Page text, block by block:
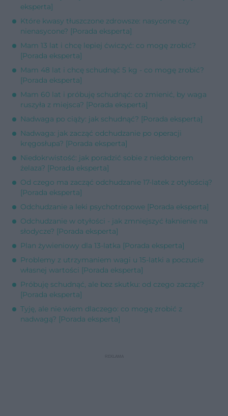
eksperta]
Które kwasy tłuszczone zdrowsze: nasycone czy
nienasycone? [Porada eksperta]
Mam 13 lat i chcę lepiej ćwiczyć: co mogę zrobić?
[Porada eksperta]
Mam 48 lat i chcę schudnąć 5 kg - co mogę zrobić?
[Porada eksperta]
Mam 60 lat i próbuję schudnąć: co zmienić, by waga
ruszyła z miejsca? [Porada eksperta]
Nadwaga po ciąży: jak schudnąć? [Porada eksperta]
Nadwaga: jak zacząć odchudzanie po operacji
kręgosłupa? [Porada eksperta]
Niedokrwistość: jak poradzić sobie z niedoborem
żelaza? [Porada eksperta]
Od czego ma zacząć odchudzanie 17-latek z otyłością?
[Porada eksperta]
Odchudzanie a leki psychotropowe [Porada eksperta]
Odchudzanie w otyłości - jak zmniejszyć łaknienie na
słodycze? [Porada eksperta]
Plan żywieniowy dla 13-latka [Porada eksperta]
Problemy z utrzymaniem wagi u 15-latki a poczucie
własnej wartości [Porada eksperta]
Próbuję schudnąć, ale bez skutku: od czego zacząć?
[Porada eksperta]
Tyję, ale nie wiem dlaczego: co mogę zrobić z
nadwagą? [Porada eksperta]